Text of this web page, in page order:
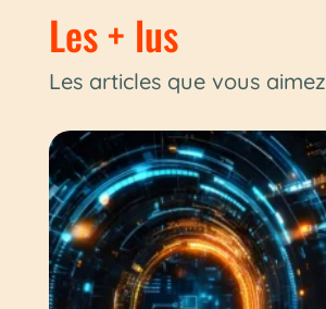
Les + lus
Les articles que vous aimez